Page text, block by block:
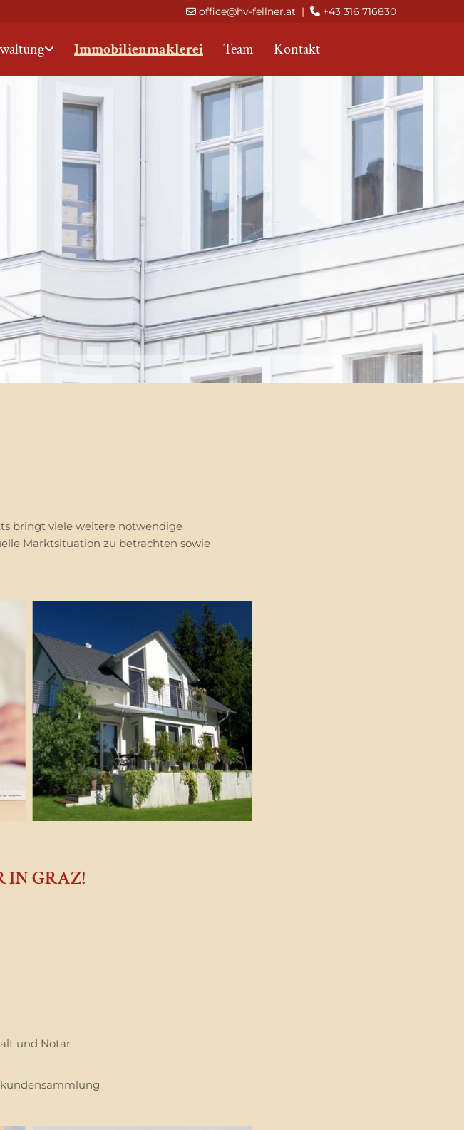
 office@hv-fellner.at |  +43 316 716830
Immobilienmaklerei Team Kontakt
bringt viele weitere notwendige
Marktsituation zu betrachten sowie
IN GRAZ!
und Notar